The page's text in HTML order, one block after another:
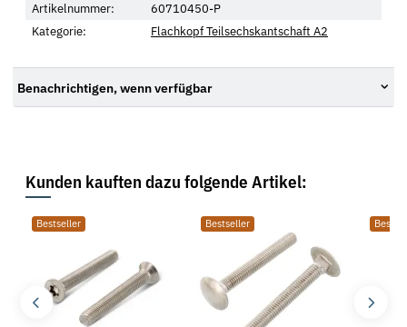
Artikelnummer:
60710450-P
Kategorie:
Flachkopf Teilsechskantschaft A2
Benachrichtigen, wenn verfügbar
Kunden kauften dazu folgende Artikel:
Bestseller Bestseller